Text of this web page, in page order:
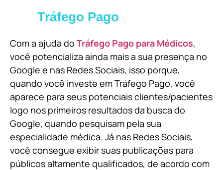
Tráfego Pago
Com a ajuda do Tráfego Pago para Médicos,
você potencializa ainda mais a sua presença no
Google e nas Redes Sociais, isso porque,
quando você investe em Tráfego Pago, você
aparece para seus potenciais clientes/pacientes
logo nos primeiros resultados da busca do
Google, quando pesquisam pela sua
especialidade médica. Já nas Redes Sociais,
você consegue exibir suas publicações para
públicos altamente qualificados, de acordo com